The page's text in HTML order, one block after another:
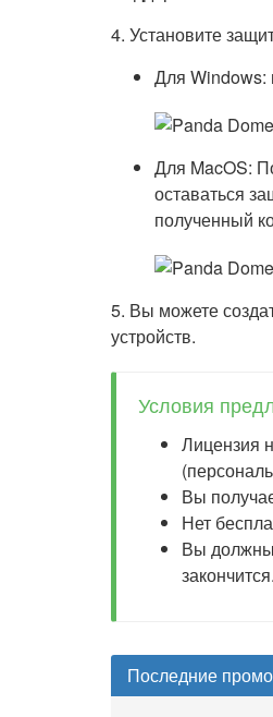
4. Установите
Для Windows:
Для MacOS:
оставаться
полученный
5. Вы можете
устройств.
Условия
Лицензия
Вы
Нет
Вы должны
закончится.
Последние